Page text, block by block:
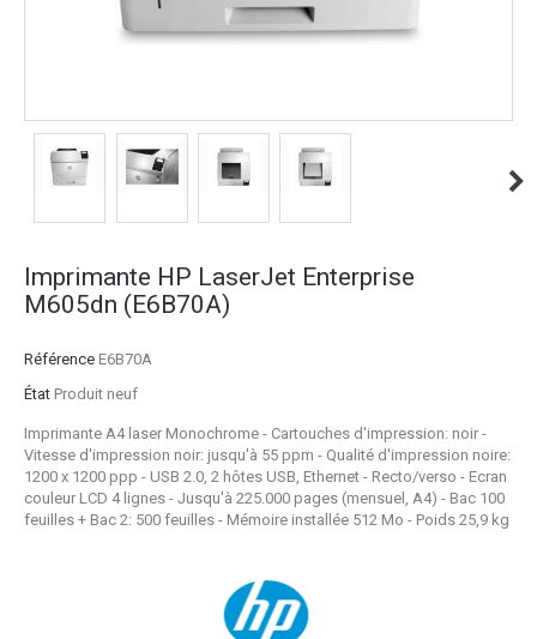
Imprimante HP LaserJet Enterprise
M605dn (E6B70A)
Référence E6B70A
État Produit neuf
Imprimante A4 laser Monochrome - Cartouches d'impression: noir -
Vitesse d'impression noir: jusqu'à 55 ppm - Qualité d'impression noire:
1200 x 1200 ppp - USB 2.0, 2 hôtes USB, Ethernet - Recto/verso - Ecran
couleur LCD 4 lignes - Jusqu'à 225.000 pages (mensuel, A4) - Bac 100
feuilles + Bac 2: 500 feuilles - Mémoire installée 512 Mo - Poids 25,9 kg